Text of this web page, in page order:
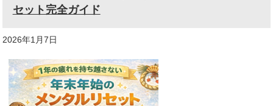
セット完全ガイド
2026年1月7日